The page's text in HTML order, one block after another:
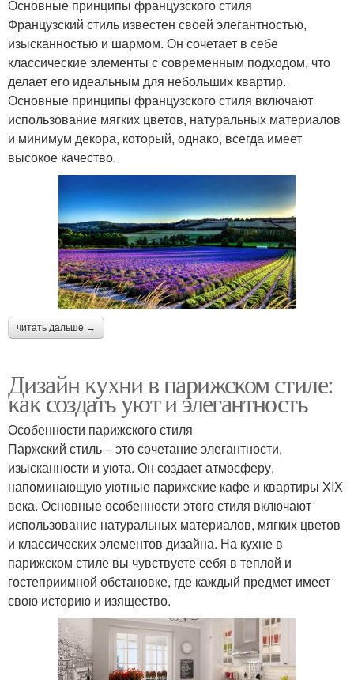
Основные принципы французского стиля
Французский стиль известен своей элегантностью,
изысканностью и шармом. Он сочетает в себе
классические элементы с современным подходом, что
делает его идеальным для небольших квартир.
Основные принципы французского стиля включают
использование мягких цветов, натуральных материалов
и минимум декора, который, однако, всегда имеет
высокое качество.
читать дальше →
Дизайн кухни в парижском стиле:
как создать уют и элегантность
Особенности парижского стиля
Паржский стиль – это сочетание элегантности,
изысканности и уюта. Он создает атмосферу,
напоминающую уютные парижские кафе и квартиры XIX
века. Основные особенности этого стиля включают
использование натуральных материалов, мягких цветов
и классических элементов дизайна. На кухне в
парижском стиле вы чувствуете себя в теплой и
гостеприимной обстановке, где каждый предмет имеет
свою историю и изящество.